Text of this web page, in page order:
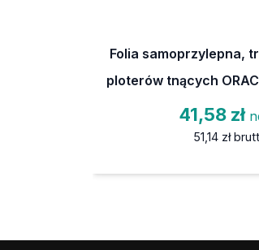
Folia samoprzylepna,
ploterów tnących
41,58 zł
51,14 zł